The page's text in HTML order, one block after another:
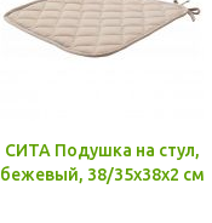
СИТА Подушка на стул,
бежевый, 38/35x38x2 см